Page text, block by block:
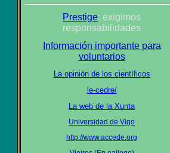
Prestige: exigimos
responsabilidades
Información importante para
voluntarios
La opinión de los científicos
le-cedre/
La web de la Xunta
Universidad de Vigo
http://www.accede.org